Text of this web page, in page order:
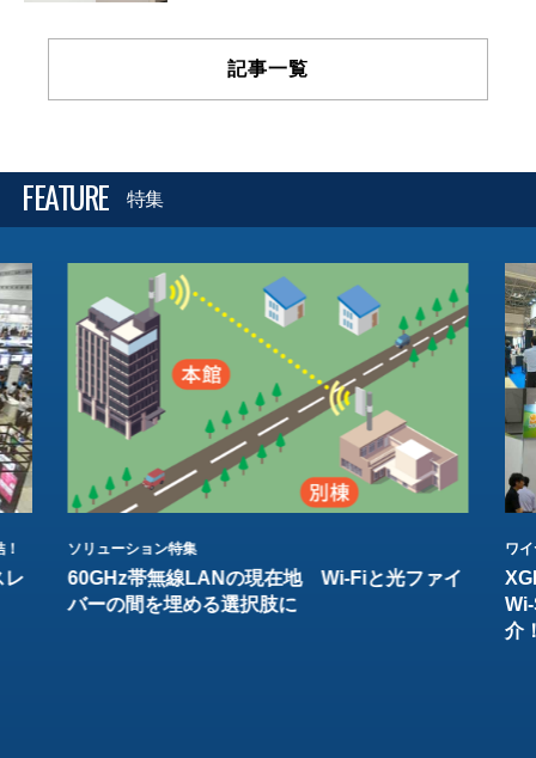
記事一覧
FEATURE 特集
レ
ソリューション特集
60GHz帯無線LANの現在地 Wi-Fiと光ファイ
バーの間を埋める選択肢に
ワ
介